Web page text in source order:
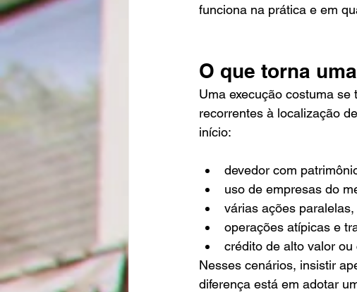
funciona na prática e em
O que torna
Uma execução costuma
recorrentes à localização
início:
devedor com
uso de empresas do
várias ações
operações atípicas e
crédito de alto valor
Nesses cenários, insistir
diferença está em adotar